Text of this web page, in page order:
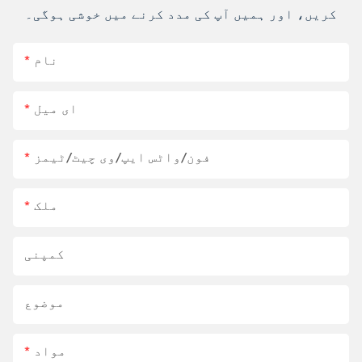
کریں، اور ہمیں آپ کی مدد کرنے میں خوشی ہوگی۔
نام
ای میل
فون/واٹس ایپ/وی چیٹ/ٹیمز
ملک
کمپنی
موضوع
مواد